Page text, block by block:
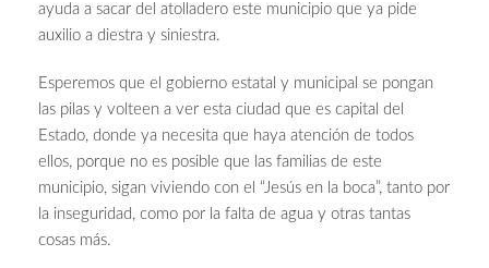
ayuda a sacar del atolladero este municipio que ya pide
auxilio a diestra y siniestra.
Esperemos que el gobierno estatal y municipal se pongan
las pilas y volteen a ver esta ciudad que es capital del
Estado, donde ya necesita que haya atención de todos
ellos, porque no es posible que las familias de este
municipio, sigan viviendo con el “Jesús en la boca”, tanto por
la inseguridad, como por la falta de agua y otras tantas
cosas más.